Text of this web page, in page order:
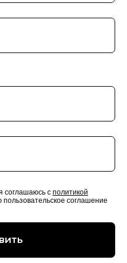
соглашаюсь с политикой
соглашение